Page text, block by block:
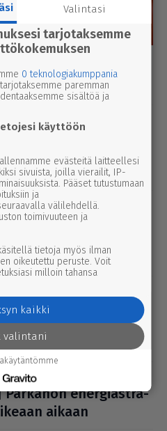
Kuukausi
Parkanon ase­man­
ravi- ja
syytettä Parkanon
ei syntynyt
yhteis­työtä tarvitaan
tuumivat
Esa Talonen
Parkanon ener­gi­ast­ra­
aikaan
Valintasi
tarjotaksemme
0 teknologiakumppania
paremman
sisältöä ja
käyttöön
evästeitä laitteellesi
sivuista, joilla vierailit, IP-
Pääset tutustumaan
ja
välilehdellä.
toimivuuteen ja
tietoja myös ilman
oikeutettu peruste. Voit
milloin tahansa
kaikki
valintani